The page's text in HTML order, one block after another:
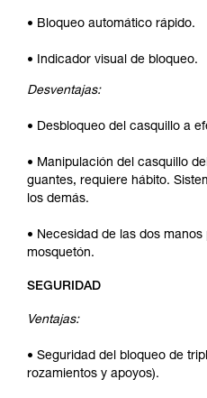
• Bloqueo automático rápido.
• Indicador visual de bloqueo.
Desventajas:
• Desbloqueo del casquillo a
• Manipulación del casquillo
guantes, requiere hábito.
los demás.
• Necesidad de las dos
mosquetón.
SEGURIDAD
Ventajas:
• Seguridad del bloqueo de
rozamientos y apoyos).